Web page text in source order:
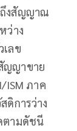
ถึงสัญญาณ
ว่าง
ลข
ญญาขาย
ISM ภาค
ดิการว่าง
ตามดัชนี